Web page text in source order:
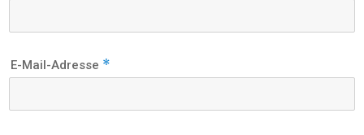
E-Mail-Adresse *